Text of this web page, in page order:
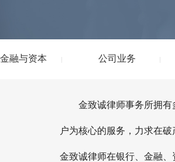
金融与资本 公司业务
金致诚律师事务所拥
户为核心的服务，力求在
金致诚律师在银行、金融、